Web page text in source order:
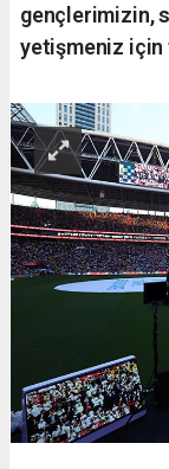
gençlerimizin,
yetişmeniz için